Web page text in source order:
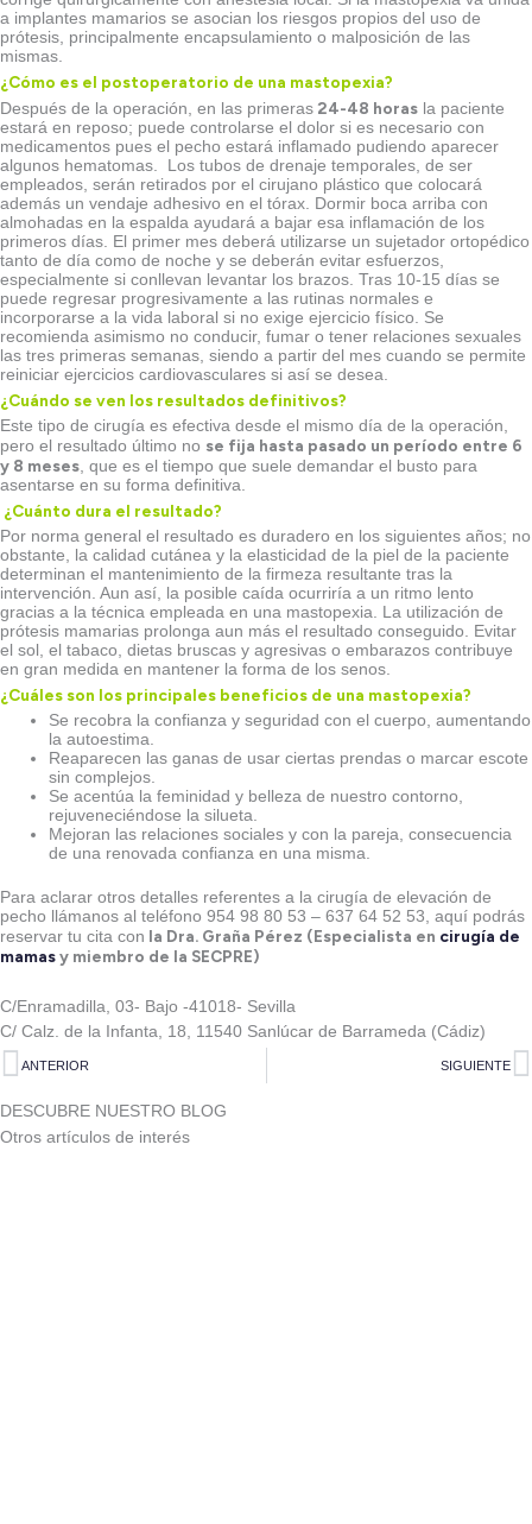
a implantes mamarios se asocian los riesgos propios del uso de
prótesis, principalmente encapsulamiento o malposición de las
mismas.
¿Cómo es el postoperatorio de una mastopexia?
Después de la operación, en las primeras 24-48 horas la paciente
estará en reposo; puede controlarse el dolor si es necesario con
medicamentos pues el pecho estará inflamado pudiendo aparecer
algunos hematomas. Los tubos de drenaje temporales, de ser
empleados, serán retirados por el cirujano plástico que colocará
además un vendaje adhesivo en el tórax. Dormir boca arriba con
almohadas en la espalda ayudará a bajar esa inflamación de los
primeros días. El primer mes deberá utilizarse un sujetador ortopédico
tanto de día como de noche y se deberán evitar esfuerzos,
especialmente si conllevan levantar los brazos. Tras 10-15 días se
puede regresar progresivamente a las rutinas normales e
incorporarse a la vida laboral si no exige ejercicio físico. Se
recomienda asimismo no conducir, fumar o tener relaciones sexuales
las tres primeras semanas, siendo a partir del mes cuando se permite
reiniciar ejercicios cardiovasculares si así se desea.
¿Cuándo se ven los resultados definitivos?
Este tipo de cirugía es efectiva desde el mismo día de la operación,
pero el resultado último no se fija hasta pasado un período entre 6
y 8 meses , que es el tiempo que suele demandar el busto para
asentarse en su forma definitiva.
¿Cuánto dura el resultado?
Por norma general el resultado es duradero en los siguientes años; no
obstante, la calidad cutánea y la elasticidad de la piel de la paciente
determinan el mantenimiento de la firmeza resultante tras la
intervención. Aun así, la posible caída ocurriría a un ritmo lento
gracias a la técnica empleada en una mastopexia. La utilización de
prótesis mamarias prolonga aun más el resultado conseguido. Evitar
el sol, el tabaco, dietas bruscas y agresivas o embarazos contribuye
en gran medida en mantener la forma de los senos.
¿Cuáles son los principales beneficios de una mastopexia?
Se recobra la confianza y seguridad con el cuerpo, aumentando
la autoestima.
Reaparecen las ganas de usar ciertas prendas o marcar escote
sin complejos.
Se acentúa la feminidad y belleza de nuestro contorno,
rejuveneciéndose la silueta.
Mejoran las relaciones sociales y con la pareja, consecuencia
de una renovada confianza en una misma.
Para aclarar otros detalles referentes a la cirugía de elevación de
pecho llámanos al teléfono 954 98 80 53 – 637 64 52 53, aquí podrás
reservar tu cita con la Dra. Graña Pérez (Especialista en cirugía de
mamasy miembro de la SECPRE)
C/Enramadilla, 03- Bajo -41018- Sevilla
C/ Calz. de la Infanta, 18, 11540 Sanlúcar de Barrameda (Cádiz)
Ant
ANTERIOR SIGUIENTE
DESCUBRE NUESTRO BLOG
Otros artículos de interés